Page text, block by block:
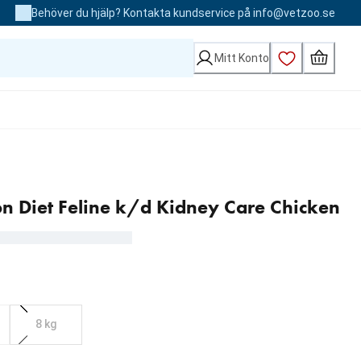
Behöver du hjälp? Kontakta kundservice på info@vetzoo.se
Mitt Konto
Diet Feline k/d Kidney Care Chicken
8 kg